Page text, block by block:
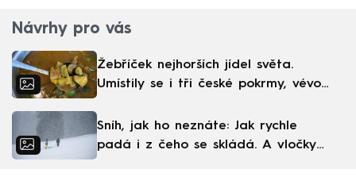
Návrhy pro vás
Žebříček nejhorších jídel světa.
Umístily se i tři české pokrmy, vévodí
Sníh, jak ho neznáte: Jak rychle
padá i z čeho se skládá. A vločky